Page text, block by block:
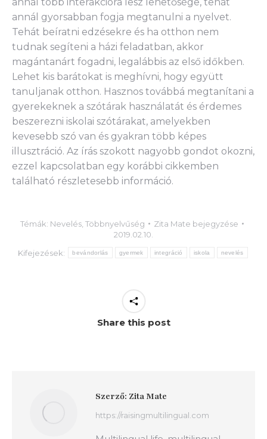
annál gyorsabban fogja megtanulni a nyelvet.
Tehát beíratni edzésekre és ha otthon nem
tudnak segíteni a házi feladatban, akkor
magántanárt fogadni, legalábbis az első időkben.
Lehet kis barátokat is meghívni, hogy együtt
tanuljanak otthon. Hasznos továbbá megtanítani a
gyerekeknek a szótárak használatát és érdemes
beszerezni iskolai szótárakat, amelyekben
kevesebb szó van és gyakran több képes
illusztráció. Az írás szokott nagyobb gondot okozni,
ezzel kapcsolatban egy korábbi cikkemben
található részletesebb információ.
Témák: Nevelés, Többnyelvűség Zita Mate bejegyzése
2019.02.10.
Kifejezések:
bevándorlás gyermek integráció iskola nevelés
Share this post
Szerző: Zita Mate
https://raisingmultilingual.com